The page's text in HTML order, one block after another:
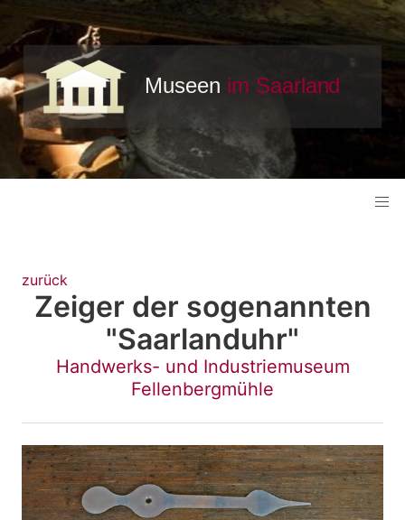
zurück
Zeiger der sogenannten
"Saarlanduhr"
Handwerks- und Industriemuseum
Fellenbergmühle